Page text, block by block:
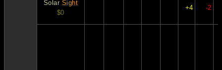
Solar Sight
$0
+4 -2